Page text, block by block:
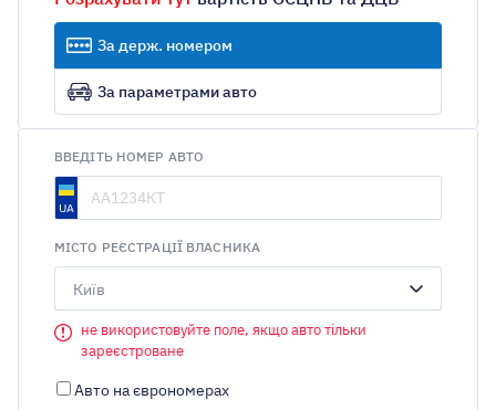
За держ. номером
За параметрами авто
ВВЕДІТЬ НОМЕР АВТО
МІСТО РЕЄСТРАЦІЇ ВЛАСНИКА
Київ
не використовуйте поле, якщо авто тільки
зареєстроване
Авто на єврономерах